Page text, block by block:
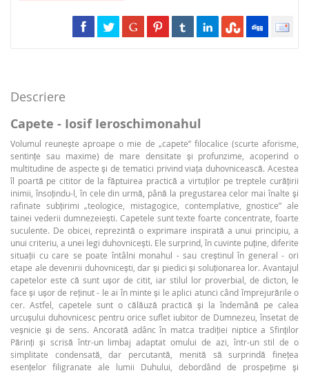
Descriere
Capete - Iosif Ieroschimonahul
Volumul reunește aproape o mie de „capete” filocalice (scurte aforisme,
sentințe sau maxime) de mare densitate și profunzime, acoperind o
multitudine de aspecte și de tematici privind viața duhovnicească. Acestea
îl poartă pe cititor de la făptuirea practică a virtuților pe treptele curățirii
inimii, însoțindu-l, în cele din urmă, până la pregustarea celor mai înalte și
rafinate subțirimi „teologice, mistagogice, contemplative, gnostice” ale
tainei vederii dumnezeiești. Capetele sunt texte foarte concentrate, foarte
suculente. De obicei, reprezintă o exprimare inspirată a unui principiu, a
unui criteriu, a unei legi duhovnicești. Ele surprind, în cuvinte puține, diferite
situații cu care se poate întâlni monahul - sau creștinul în general - ori
etape ale devenirii duhovnicești, dar și piedici și soluționarea lor. Avantajul
capetelor este că sunt ușor de citit, iar stilul lor proverbial, de dicton, le
face și ușor de reținut - le ai în minte și le aplici atunci când împrejurările o
cer. Astfel, capetele sunt o călăuză practică și la îndemână pe calea
urcușului duhovnicesc pentru orice suflet iubitor de Dumnezeu, însetat de
veșnicie și de sens. Ancorată adânc în matca tradiției niptice a Sfinților
Părinți și scrisă într-un limbaj adaptat omului de azi, într-un stil de o
simplitate condensată, dar percutantă, menită să surprindă finețea
esențelor filigranate ale lumii Duhului, debordând de prospețime și